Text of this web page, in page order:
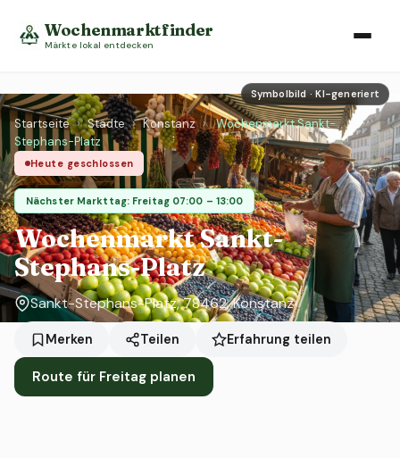
Wochenmarktfinder
Märkte lokal entdecken
Symbolbild · KI-generiert
Startseite › Städte › Konstanz ›
Wochenmarkt Sankt-
Stephans-Platz
Heute geschlossen
Nächster Markttag: Freitag 07:00 – 13:00
Wochenmarkt Sankt-
Stephans-Platz
Sankt-Stephans-Platz, 78462, Konstanz
Merken Teilen Erfahrung teilen
Route für Freitag planen